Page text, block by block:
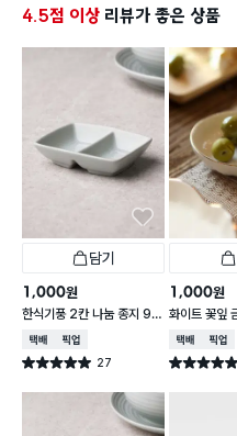
4.5점 이상 리뷰가 좋은 상품
담기
1,000원
한식기풍 2칸 나눔 종지 9 c
m
택배배송매장픽업
별점 5.0점 27
건 작성
1,000원
화이트 꽃잎
종지 10 cm
택배배송매장픽
별점 5.0점